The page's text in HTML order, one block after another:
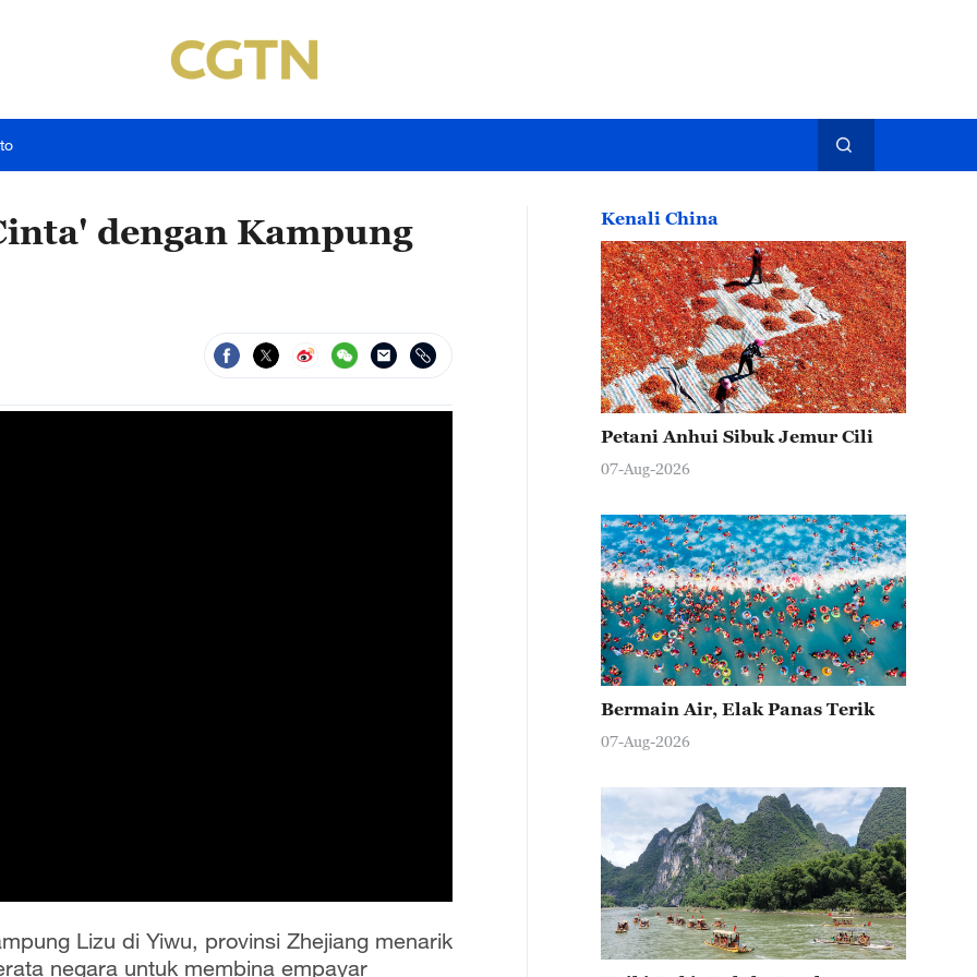
dengan Kampung
Lizu di Yiwu, provinsi Zhejiang menarik
negara untuk membina empayar
Kenali China
Petani Anhui Sibuk Jemur Cili
07-Aug-2026
Bermain Air, Elak Panas Terik
07-Aug-2026